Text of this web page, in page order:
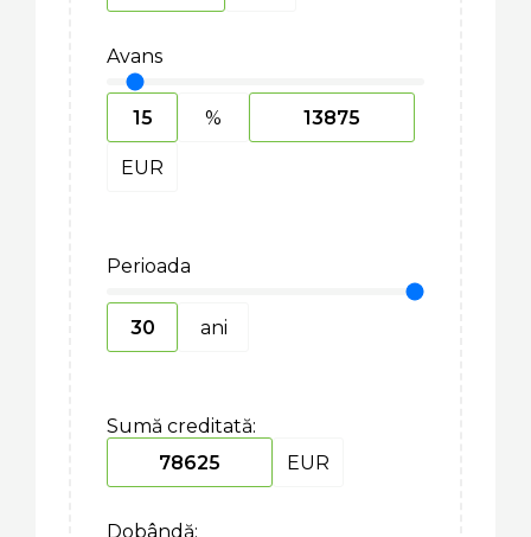
Avans
%
EUR
Perioada
ani
Sumă creditată:
EUR
Dobândă: